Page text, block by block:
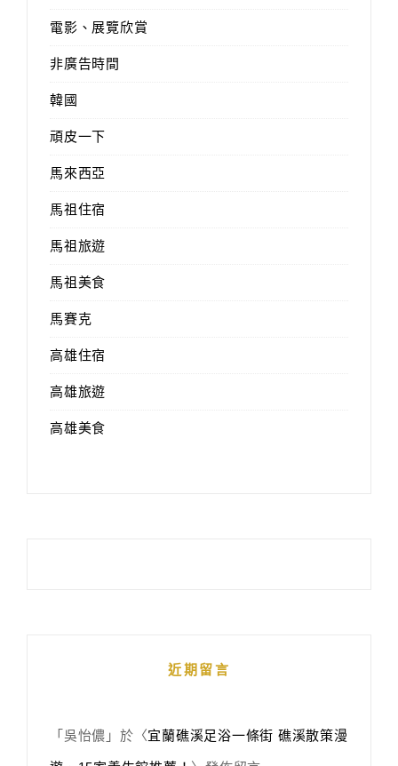
電影、展覽欣賞
非廣告時間
韓國
頑皮一下
馬來西亞
馬祖住宿
馬祖旅遊
馬祖美食
馬賽克
高雄住宿
高雄旅遊
高雄美食
近期留言
「 吳怡儂 」於〈宜蘭礁溪足浴一條街 礁溪散策漫